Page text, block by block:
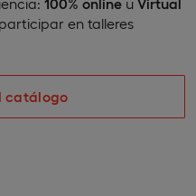
en talleres
catálogo